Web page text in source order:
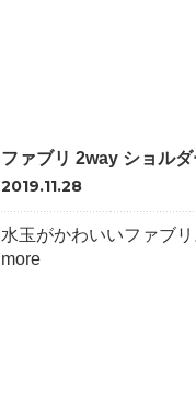
ファブリ 2way ショル
2019.11.28
水玉がかわいいファブ
more